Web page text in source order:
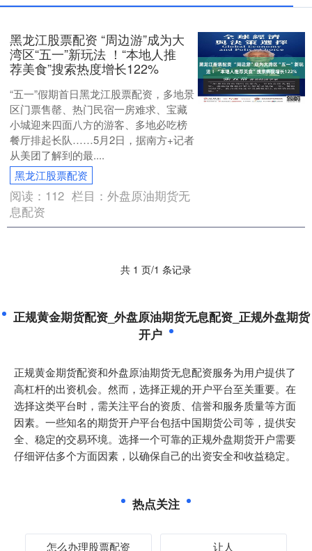
黑龙江股票配资 “周边游”成为大
湾区“五一”新玩法 ！“本地人推
荐美食”搜索热度增长122%
“五一”假期首日黑龙江股票配资，多地景
区门票售罄、热门民宿一房难求、宝藏
小城迎来四面八方的游客、多地必吃榜
餐厅排起长队……5月2日，据南方+记者
从美团了解到的最....
黑龙江股票配资
阅读： 112 栏目：外盘原油期货无
息配资
共 1 页/1 条记录
正规黄金期货配资_外盘原油期货无息配资_正规外盘期货
开户
正规黄金期货配资和外盘原油期货无息配资服务为用户提供了
高杠杆的出资机会。然而，选择正规的开户平台至关重要。在
选择这类平台时，需关注平台的资质、信誉和服务质量等方面
因素。一些知名的期货开户平台包括中国期货公司等，提供安
全、稳定的交易环境。选择一个可靠的正规外盘期货开户需要
仔细评估多个方面因素，以确保自己的出资安全和收益稳定。
热点关注
怎么办理股票配资 让人